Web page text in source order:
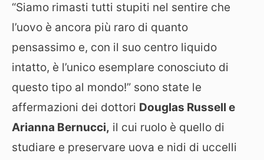
“Siamo rimasti tutti stupiti nel sentire che
l’uovo è ancora più raro di quanto
pensassimo e, con il suo centro liquido
intatto, è l’unico esemplare conosciuto di
questo tipo al mondo!” sono state le
affermazioni dei dottori Douglas Russell e
Arianna Bernucci, il cui ruolo è quello di
studiare e preservare uova e nidi di uccelli